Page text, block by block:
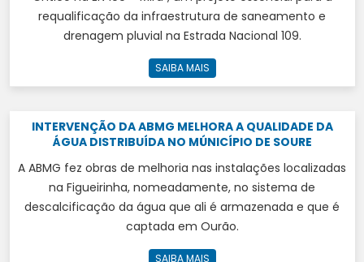
requalificação da infraestrutura de saneamento e
drenagem pluvial na Estrada Nacional 109.
SAIBA MAIS
INTERVENÇÃO DA ABMG MELHORA A QUALIDADE DA
ÁGUA DISTRIBUÍDA NO MÚNICÍPIO DE SOURE
A ABMG fez obras de melhoria nas instalações localizadas
na Figueirinha, nomeadamente, no sistema de
descalcificação da água que ali é armazenada e que é
captada em Ourão.
SAIBA MAIS